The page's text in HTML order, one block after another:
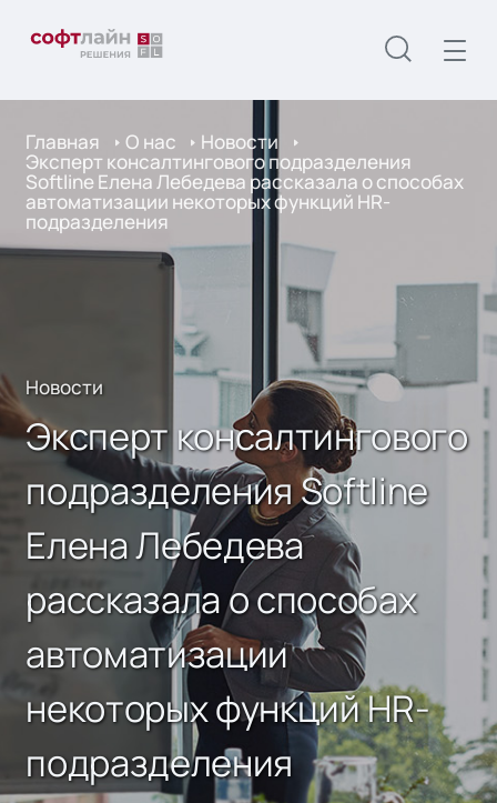
Главная О нас Новости
Эксперт консалтингового подразделения
Softline Елена Лебедева рассказала о способах
автоматизации некоторых функций HR-
подразделения
Новости
Эксперт консалтингового
подразделения Softline
Елена Лебедева
рассказала о способах
автоматизации
некоторых функций HR-
подразделения